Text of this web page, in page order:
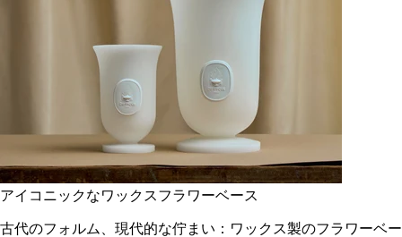
アイコニックなワックスフラワーベース
古代のフォルム、現代的な佇まい：ワックス製のフラワーベー